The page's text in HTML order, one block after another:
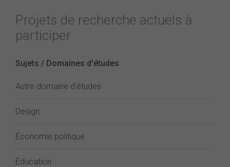
Projets de recherche actuels à
participer
Sujets / Domaines d'études
Autre domaine d'études
Design
Économie politique
Éducation